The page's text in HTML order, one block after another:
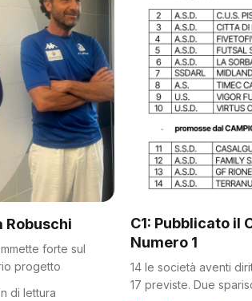
forte sul
progetto
di lettura
C1: Pubblicato il
Numero 1
14 le società aventi
17 previste. Due